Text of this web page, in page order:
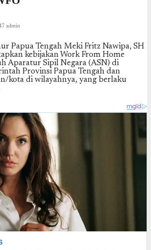
admin
Papua Tengah Meki Fritz Nawipa, SH
kebijakan Work From Home
Aparatur Sipil Negara (ASN) di
Provinsi Papua Tengah dan
kota di wilayahnya, yang berlaku